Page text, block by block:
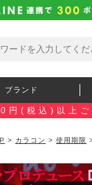
ブランド
(税込)以上ご
> カラコン > 使用期限